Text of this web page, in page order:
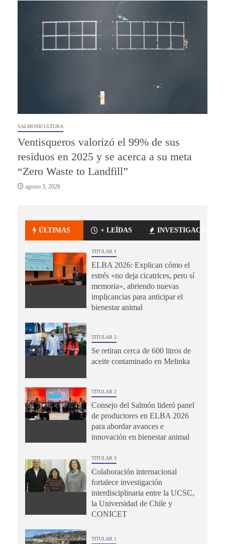
SALMONICULTURA
Ventisqueros valorizó el 99% de sus
residuos en 2025 y se acerca a su meta
“Zero Waste to Landfill”
agosto 3, 2026
ÚLTIMAS + LEÍDAS INVESTIGACIÓN
TITULAR 1
ELBA 2026: Explican cómo el
estrés «no deja cicatrices, pero sí
memoria», abriendo nuevas
implicancias para anticipar el
bienestar animal
TITULAR 3
Se retiran cerca de 600 litros de
aceite contaminado en Melinka
TITULAR 2
Consejo del Salmón lideró panel
de productores en ELBA 2026
para abordar avances e
innovación en bienestar animal
TITULAR 3
Colaboración internacional
fortalece investigación
interdisciplinaria entre la UCSC,
la Universidad de Chile y
CONICET
TITULAR 1